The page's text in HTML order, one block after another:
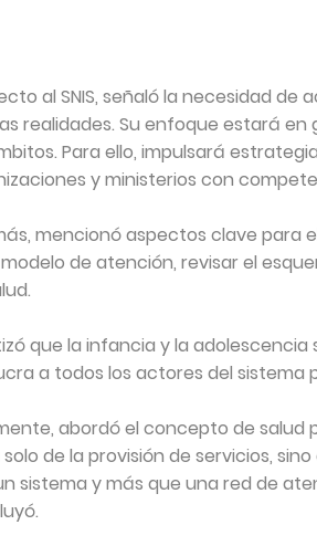
al SNIS, señaló la necesidad
realidades. Su enfoque estará
Para ello, impulsará
y ministerios con
mencionó aspectos clave para
de atención, revisar el
que la infancia y la
a todos los actores del sistema
abordó el concepto de salud
de la provisión de servicios,
sistema y más que una red de